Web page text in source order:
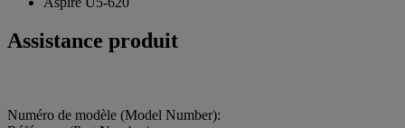
Assistance produit
Numéro de modèle (Model Number):